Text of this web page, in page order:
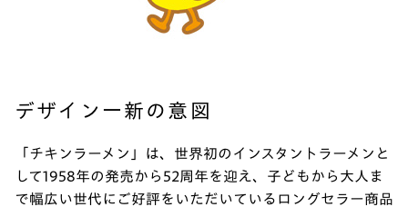
デザイン一新の意図
「チキンラーメン」は、世界初のインスタントラーメンと
して1958年の発売から52周年を迎え、子どもから大人ま
で幅広い世代にご好評をいただいているロングセラー商品